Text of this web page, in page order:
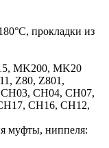
прокладки из
MK200, MK20
Z80, Z801,
CH04, CH07,
CH16, CH12,
муфты, ниппеля: